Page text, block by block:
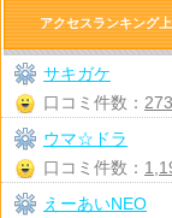
アクセスランキング
サキガケ
口コミ件数：
ウマ☆ドラ
口コミ件数：
えーあいNEO